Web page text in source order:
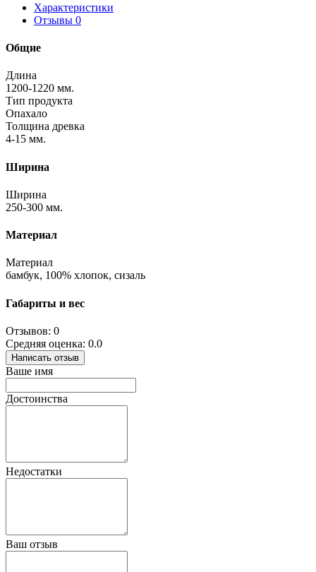
Характеристики
Отзывы 0
Общие
Длина
1200-1220 мм.
Тип продукта
Опахало
Толщина древка
4-15 мм.
Ширина
Ширина
250-300 мм.
Материал
Материал
бамбук, 100% хлопок, сизаль
Габариты и вес
Отзывов: 0
Средняя оценка: 0.0
Написать отзыв
Ваше имя
Достоинства
Недостатки
Ваш отзыв